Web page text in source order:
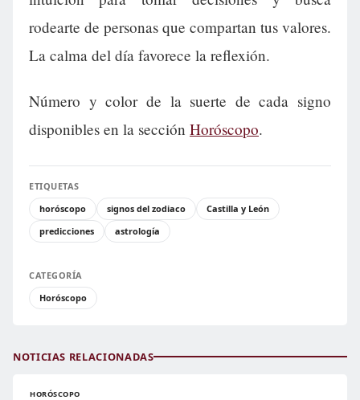
rodearte de personas que compartan tus valores.
La calma del día favorece la reflexión.
Número y color de la suerte de cada signo
disponibles en la sección Horóscopo.
ETIQUETAS
horóscopo
signos del zodiaco
Castilla y León
predicciones
astrología
CATEGORÍA
Horóscopo
NOTICIAS RELACIONADAS
HORÓSCOPO